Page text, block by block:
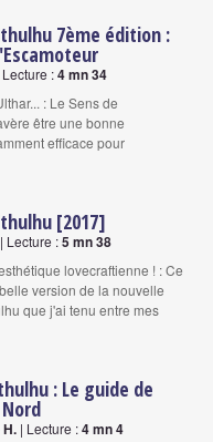
7ème édition :
Lecture :4 mn 34
: Le Sens de
être une bonne
efficace pour
[2017]
| Lecture :5 mn 38
lovecraftienne ! : Ce
version de la nouvelle
que j'ai tenu entre mes
: Le guide de
| Lecture :4 mn 4